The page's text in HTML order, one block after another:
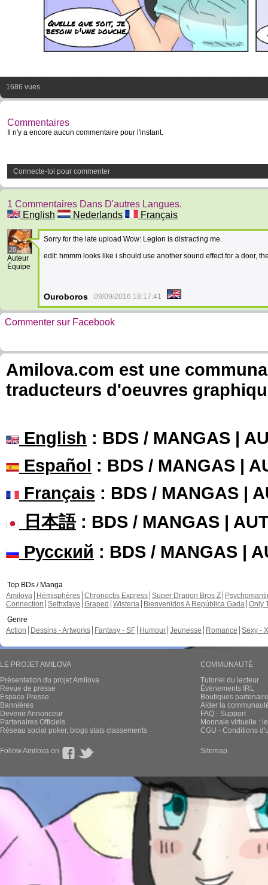
Quelle que soit, je
besoin d'une douche.
1686 vues
Commentaires
Il n'y a encore aucun commentaire pour l'instant.
Connecte-toi pour commenter
1 Commentaires Dans D'autres Langues.
English
Nederlands Français
28
Auteur
Équipe
Sorry for the late upload Wow: Legion is distracting me.
edit: hmmm looks like i should use another sound effect for a door,
Ouroboros 09/09/2016 18:17:41
Commenter sur Facebook
Amilova.com est une
traducteurs d'oeuvres
English : BDS / MANGAS |
Español : BDS / MANGAS |
Français : BDS / MANGAS |
日本語: BDS / MANGAS |
Русский : BDS / MANGAS |
Top BDs / Manga
Amilova
Hémisphères Chronoctis Express Super Dragon Bros Z
Connection Sethxfaye Graped Wisteria Bienvenidos A República Gada Only
Genre
Action
Dessins - Artworks Fantasy - SF Humour Jeunesse Romance Sexy -
LE PROJET AMILOVA
Présentation du projet Amilova
Revue de presse
Espace Presse
Bannières
Devenir Annonceur
Partenaires Officiels
Réseau social poker, blogs stats classements
COMMUNAUTÉ
Tutoriel du lecteur
Évènements IRL
Boutiques
Aider la
FAQ - Support
Monnaie virtuelle :
CGU - Conditions
Follow Amilova on Sitemap